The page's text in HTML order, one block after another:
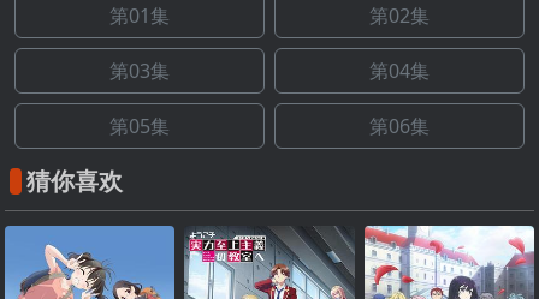
第01集 第02集
第03集 第04集
第05集 第06集
猜你喜欢